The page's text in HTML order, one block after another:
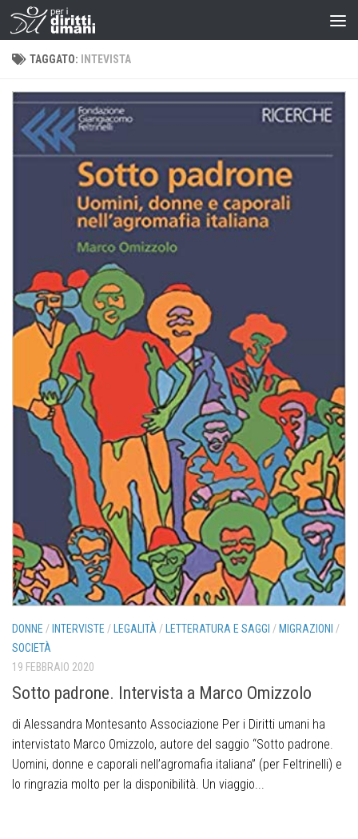
TAGGATO: INTEVISTA
DONNE / INTERVISTE / LEGALITÀ / LETTERATURA E SAGGI / MIGRAZIONI /
SOCIETÀ
19 FEBBRAIO 2020
Sotto padrone. Intervista a Marco Omizzolo
di Alessandra Montesanto Associazione Per i Diritti umani ha
intervistato Marco Omizzolo, autore del saggio “Sotto padrone.
Uomini, donne e caporali nell’agromafia italiana” (per Feltrinelli) e
lo ringrazia molto per la disponibilità. Un viaggio...